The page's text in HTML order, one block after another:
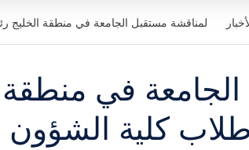
لمناقشة مستقبل الجامعة في منطقة الخليج
في
كلية الشؤون